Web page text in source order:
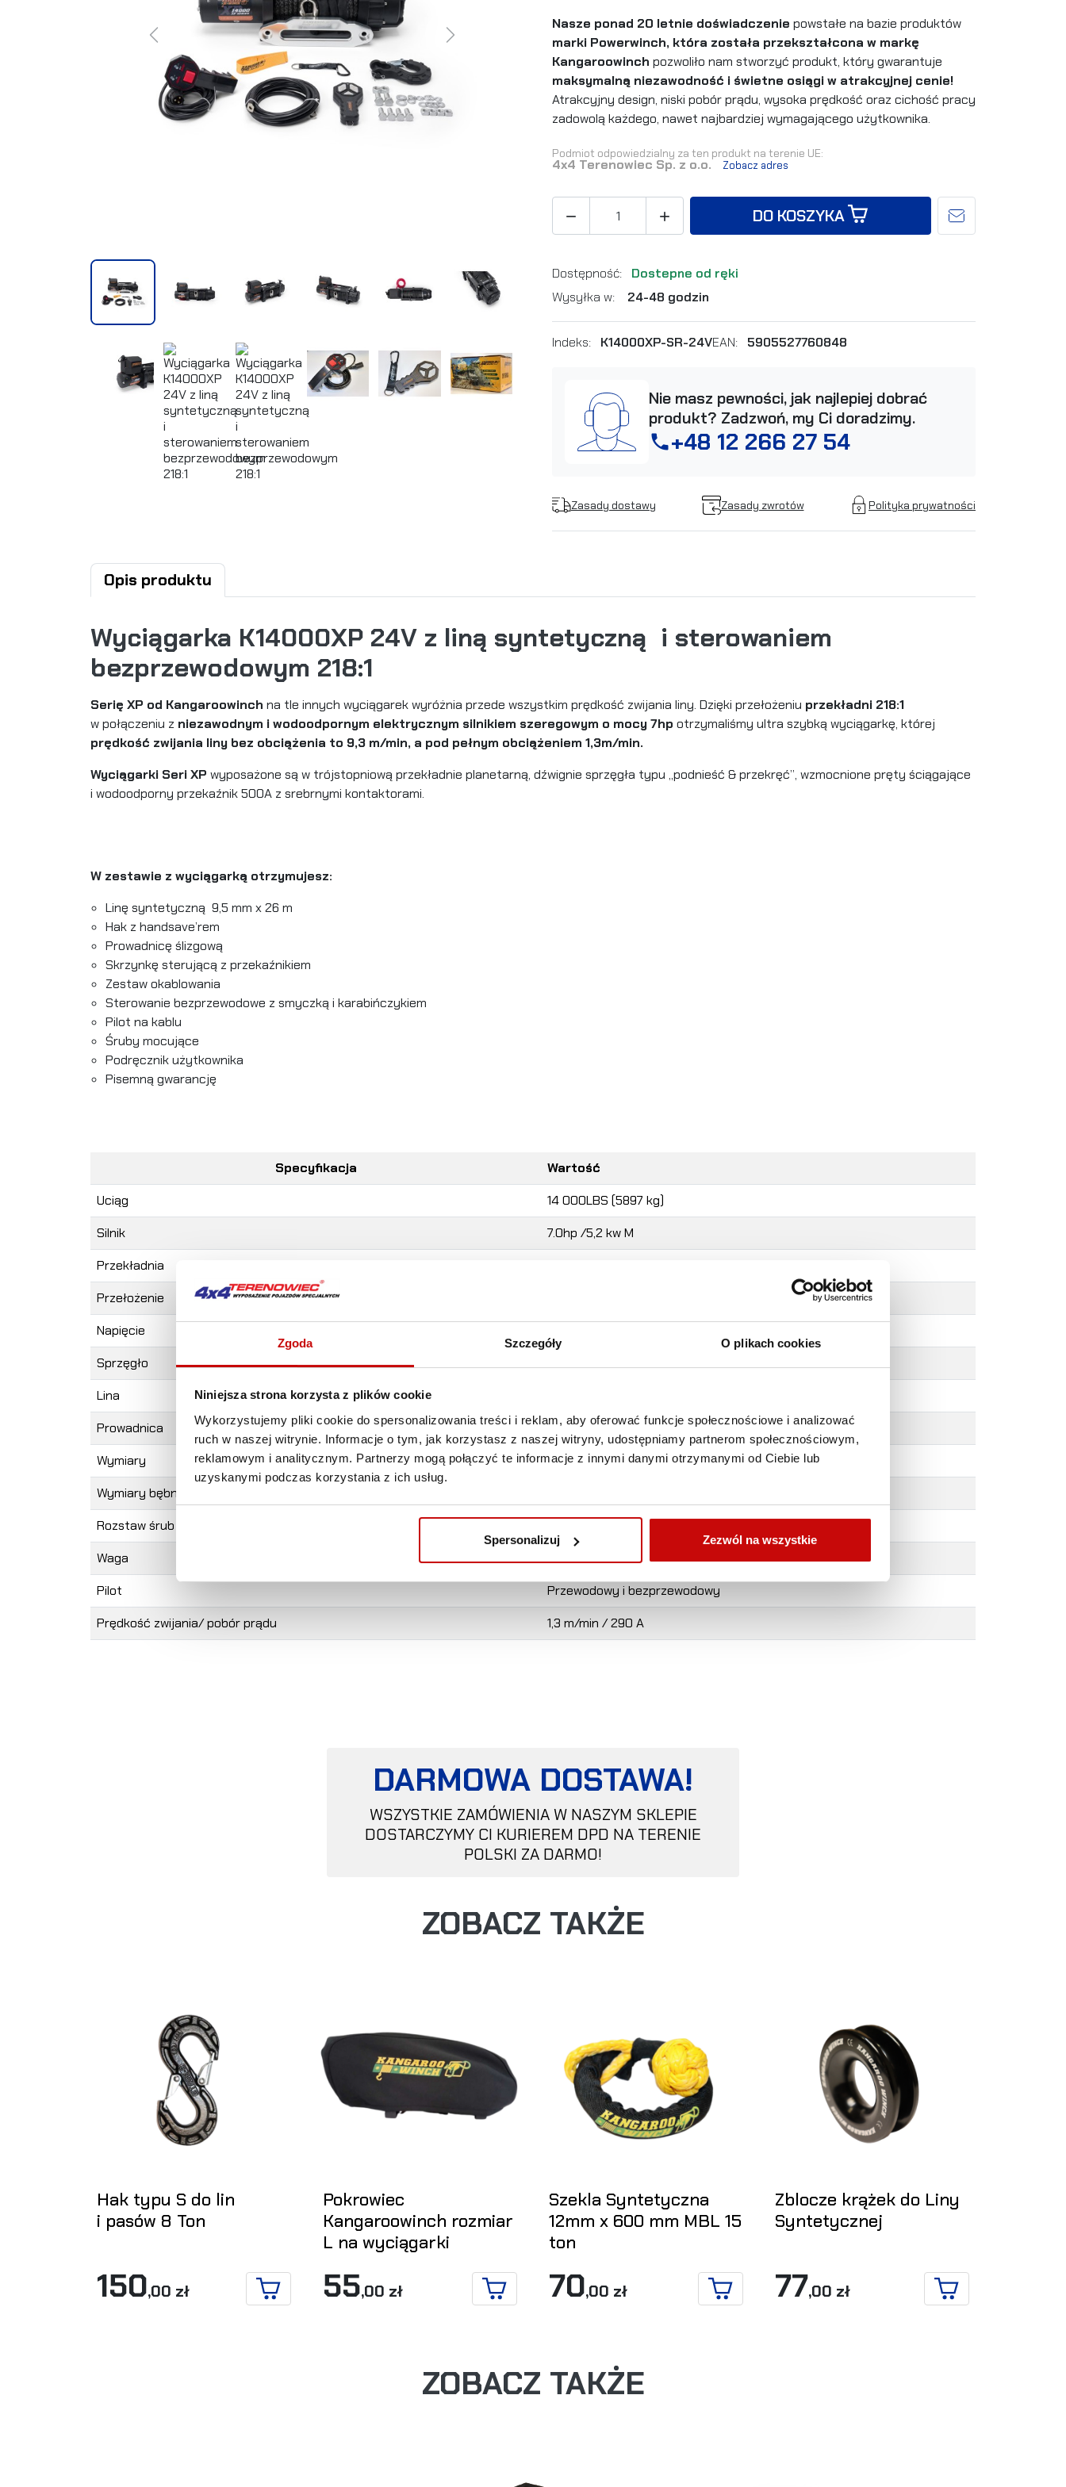
Zgoda Szczegóły O plikach cookies
Niniejsza strona korzysta z plików cookie
Wykorzystujemy pliki cookie do spersonalizowania treści i reklam, aby oferować funkcje społecznościowe i analizować
ruch w naszej witrynie. Informacje o tym, jak korzystasz z naszej witryny, udostępniamy partnerom społecznościowym,
reklamowym i analitycznym. Partnerzy mogą połączyć te informacje z innymi danymi otrzymanymi od Ciebie lub
uzyskanymi podczas korzystania z ich usług.
Spersonalizuj Zezwól na wszystkie
Previous Next
Nasze ponad 20 letnie doświadczenie powstałe na bazie produktów
marki Powerwinch, która została przekształcona w markę
Kangaroowinch pozwoliło nam stworzyć produkt, który gwarantuje
maksymalną niezawodność i świetne osiągi w atrakcyjnej cenie!
Atrakcyjny design, niski pobór prądu, wysoka prędkość oraz cichość pracy
zadowolą każdego, nawet najbardziej wymagającego użytkownika.
Podmiot odpowiedzialny za ten produkt na terenie UE:
4x4 Terenowiec Sp. z o.o. Zobacz adres
  DO KOSZYKA
Dostępność:
Dostepne od ręki
Wysyłka w:
24-48 godzin
Indeks: K14000XP-SR-24VEAN: 5905527760848
Nie masz pewności, jak najlepiej dobrać
produkt? Zadzwoń, my Ci doradzimy.
phone+48 12 266 27 54
Zasady dostawy Zasady zwrotów Polityka prywatności
Opis produktu
Wyciągarka K14000XP 24V z liną syntetyczną i sterowaniem
bezprzewodowym 218:1
Serię XP od Kangaroowinch na tle innych wyciągarek wyróżnia przede wszystkim prędkość zwijania liny. Dzięki przełożeniu przekładni 218:1
w połączeniu z niezawodnym i wodoodpornym elektrycznym silnikiem szeregowym o mocy 7hp otrzymaliśmy ultra szybką wyciągarkę, której
prędkość zwijania liny bez obciążenia to 9,3 m/min, a pod pełnym obciążeniem 1,3m/min.
Wyciągarki Seri XP wyposażone są w trójstopniową przekładnie planetarną, dźwignie sprzęgła typu „podnieść & przekręć”, wzmocnione pręty ściągające
i wodoodporny przekaźnik 500A z srebrnymi kontaktorami.
W zestawie z wyciągarką otrzymujesz:
Linę syntetyczną 9,5 mm x 26 m
Hak z handsave’rem
Prowadnicę ślizgową
Skrzynkę sterującą z przekaźnikiem
Zestaw okablowania
Sterowanie bezprzewodowe z smyczką i karabińczykiem
Pilot na kablu
Śruby mocujące
Podręcznik użytkownika
Pisemną gwarancję
Specyfikacja
Wartość
Uciąg
14 000LBS (5897 kg)
Silnik
7.0hp /5,2 kw M
Przekładnia
Przełożenie
Napięcie
Sprzęgło
°
Lina
Prowadnica
Aluminiowa ślizgowa
Wymiary
560 x 160 x 187 mm
Wymiary bębna
Rozstaw śrub montażowych
254 mm x 114,3 mm
Waga
28 kg
Pilot
Przewodowy i bezprzewodowy
Prędkość zwijania/ pobór prądu
1,3 m/min / 290 A
DARMOWA DOSTAWA!
WSZYSTKIE ZAMÓWIENIA W NASZYM SKLEPIE
DOSTARCZYMY CI KURIEREM DPD NA TERENIE
POLSKI ZA DARMO!
ZOBACZ TAKŻE
Hak typu S do lin
i pasów 8 Ton
150,00 zł
DO KOSZYKA
Pokrowiec
Kangaroowinch rozmiar
L na wyciągarki
55,00 zł
DO KOSZYKA
Szekla Syntetyczna
12mm x 600 mm MBL 15
ton
70,00 zł
DO KOSZYKA
Zblocze krążek do Liny
Syntetycznej
77,00 zł
DO KOSZYKA
ZOBACZ TAKŻE